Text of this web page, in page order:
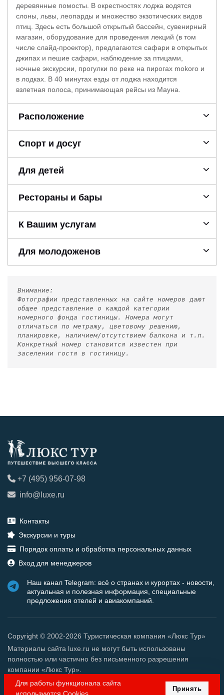
деревянные помосты. В окрестностях лоджа водятся
слоны, львы, леопарды и множество экзотических видов
птиц. Здесь есть большой открытый бассейн, сувенирный
магазин, оборудование для проведения лекций (в том
числе слайд-проектор), предлагаются сафари в открытых
джипах и пешие сафари, наблюдение за птицами,
ночные экскурсии, прогулки по реке на пирогах mokoro и
в лодках. В 40 минутах езды от лоджа находится
взлетная полоса, принимающая рейсы из Мауна.
Расположение
Спорт и досуг
Для детей
Рестораны и бары
К Вашим услугам
Для молодоженов
Внимание:
Фотографии представленных на сайте номеров дают
общее представление о каждой категории
номерного фонда гостиницы. Номера могут
отличаться по метражу, цветовому решению,
планировке, наличием/отсутствием балкона и т.п.
Конкретный номер становится известен при
заселении гостя в гостиницу.
+7 (495) 956-07-98
info@luxe.ru
Контакты
Экскурсии и туры
Порядок оплаты и обработка персональных данных
Вход для менеджеров
Наш канал Telegram: всё о странах и курортах - новости,
актуальная и полезная информация, специальные
предложения отелей и авиакомпаний.
Copyright © 2002-2026 Туристическая компания «Люкс Тур»
Материалы сайта luxe.ru не могут быть использованы
полностью или частично без письменного разрешения
компании «Люкс Тур».
Для работы функционала сайта
Принять